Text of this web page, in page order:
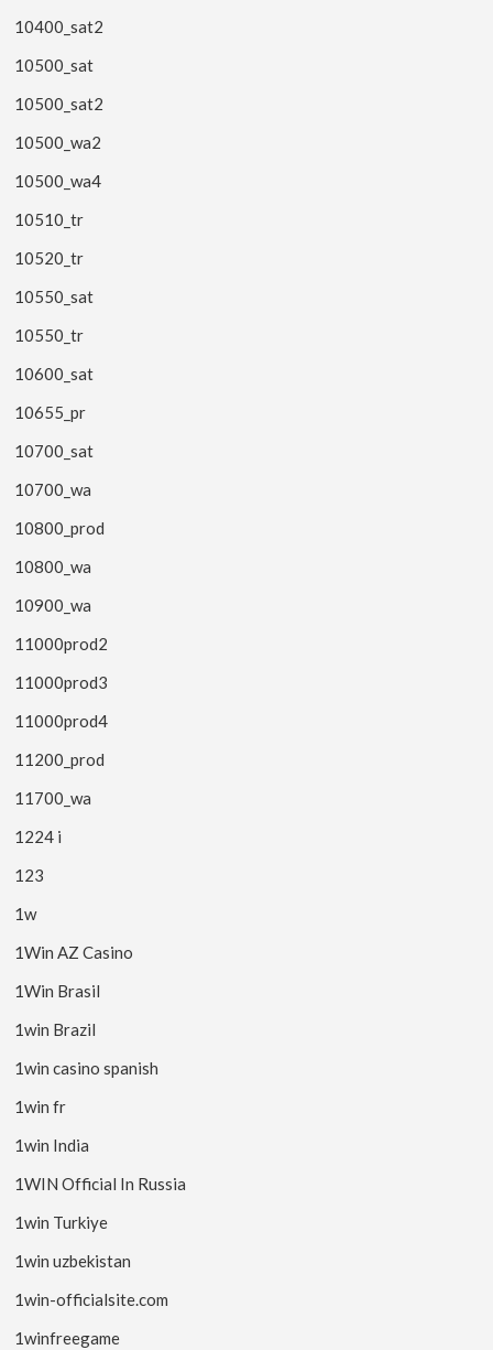
10400_sat2
10500_sat
10500_sat2
10500_wa2
10500_wa4
10510_tr
10520_tr
10550_sat
10550_tr
10600_sat
10655_pr
10700_sat
10700_wa
10800_prod
10800_wa
10900_wa
11000prod2
11000prod3
11000prod4
11200_prod
11700_wa
1224 i
123
1w
1Win AZ Casino
1Win Brasil
1win Brazil
1win casino spanish
1win fr
1win India
1WIN Official In Russia
1win Turkiye
1win uzbekistan
1win-officialsite.com
1winfreegame